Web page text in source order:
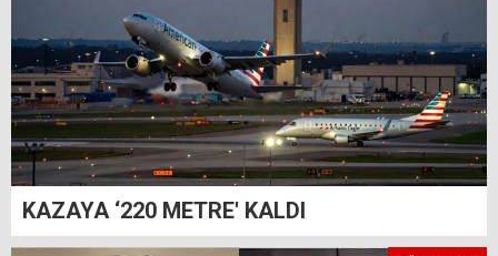
KAZAYA ‘220 METRE' KALDI